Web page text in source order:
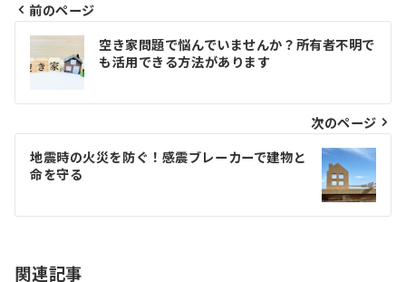
投
稿
ナ
ビ
ゲ
ー
シ
前のページ
空き家問題で悩んでいませんか？所有者不明で
も活用できる方法があります
次のページ
地震時の火災を防ぐ！感震ブレーカーで建物と
命を守る
関連記事